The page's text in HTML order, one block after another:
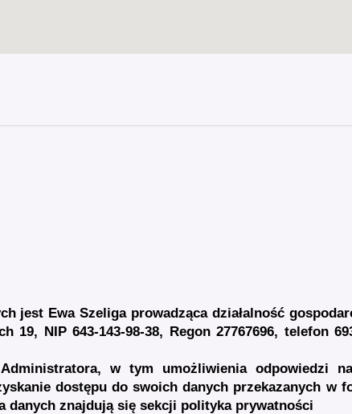
jest Ewa Szeligaprowadząca działalność
NIP 643-143-98-38, Regon 27767696, telefon
w tym umożliwienia odpowiedzi
dostępu do swoich danych przekazanych w
danych znajdują się sekcji polityka prywatności